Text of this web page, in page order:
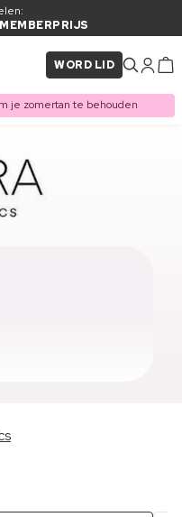
WORD LID
je zomertan te behouden